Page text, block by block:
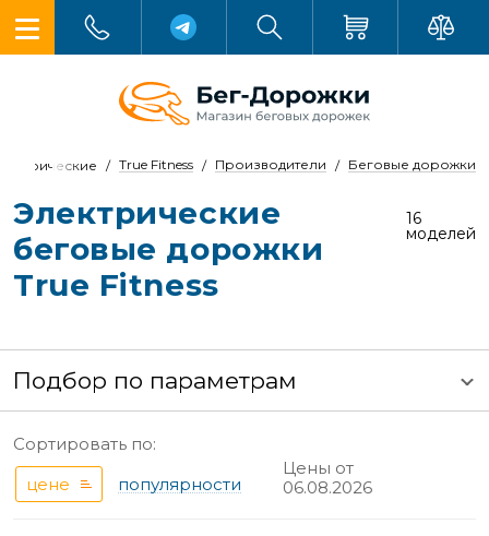
Беговые дорожки
Производители
True Fitness
Электрические
беговые дорожки
True Fitness
16
моделей
Подбор по параметрам
Сортировать по:
цене
популярности
Цены от
06.08.2026